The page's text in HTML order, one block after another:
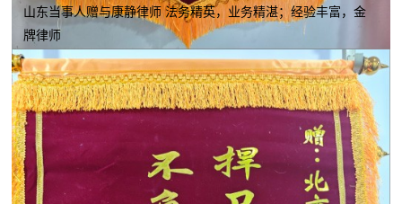
山东当事人赠与康静律师 法务精英，业务精湛；经验丰富，金
牌律师